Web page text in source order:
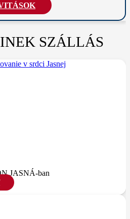
SZÁLLÁS
JASNÁ-ban